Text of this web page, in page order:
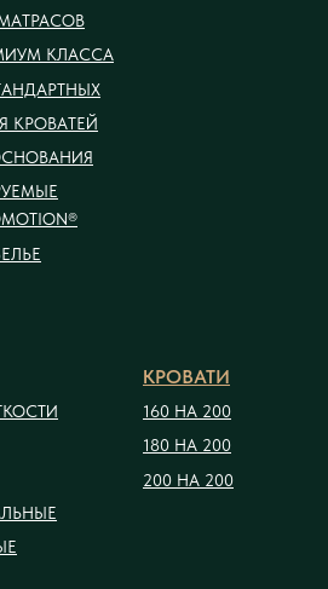
КРОВАТИ
160 НА 200
180 НА 200
200 НА 200
КЛАССА
КРОВАТЕЙ